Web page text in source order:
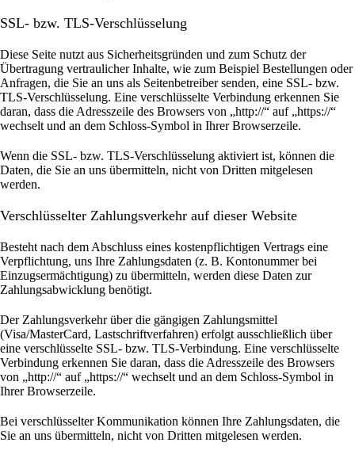
SSL- bzw. TLS-Verschlüsselung
Diese Seite nutzt aus Sicherheitsgründen und zum Schutz der
Übertragung vertraulicher Inhalte, wie zum Beispiel Bestellungen oder
Anfragen, die Sie an uns als Seitenbetreiber senden, eine SSL- bzw.
TLS-Verschlüsselung. Eine verschlüsselte Verbindung erkennen Sie
daran, dass die Adresszeile des Browsers von „http://“ auf „https://“
wechselt und an dem Schloss-Symbol in Ihrer Browserzeile.
Wenn die SSL- bzw. TLS-Verschlüsselung aktiviert ist, können die
Daten, die Sie an uns übermitteln, nicht von Dritten mitgelesen
werden.
Verschlüsselter Zahlungsverkehr auf dieser Website
Besteht nach dem Abschluss eines kostenpflichtigen Vertrags eine
Verpflichtung, uns Ihre Zahlungsdaten (z. B. Kontonummer bei
Einzugsermächtigung) zu übermitteln, werden diese Daten zur
Zahlungsabwicklung benötigt.
Der Zahlungsverkehr über die gängigen Zahlungsmittel
(Visa/MasterCard, Lastschriftverfahren) erfolgt ausschließlich über
eine verschlüsselte SSL- bzw. TLS-Verbindung. Eine verschlüsselte
Verbindung erkennen Sie daran, dass die Adresszeile des Browsers
von „http://“ auf „https://“ wechselt und an dem Schloss-Symbol in
Ihrer Browserzeile.
Bei verschlüsselter Kommunikation können Ihre Zahlungsdaten, die
Sie an uns übermitteln, nicht von Dritten mitgelesen werden.